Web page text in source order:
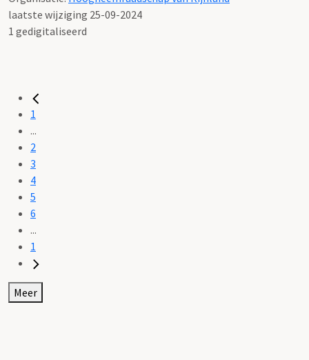
laatste wijziging 25-09-2024
1 gedigitaliseerd
1
...
2
3
4
5
6
...
1
Meer